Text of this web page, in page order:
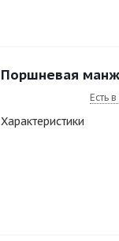
Поршневая
Есть
Характеристики